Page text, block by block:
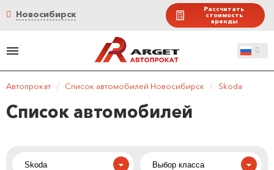
Новосибирск Рассчитать
стоимость
аренды
Автопрокат / Список автомобилей Новосибирск / Skoda
Список автомобилей